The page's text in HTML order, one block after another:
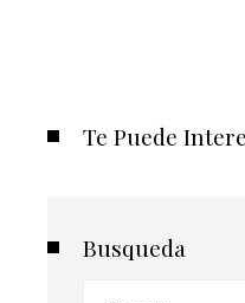
Te Puede
Busqueda